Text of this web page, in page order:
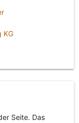
KG
Seite. Das